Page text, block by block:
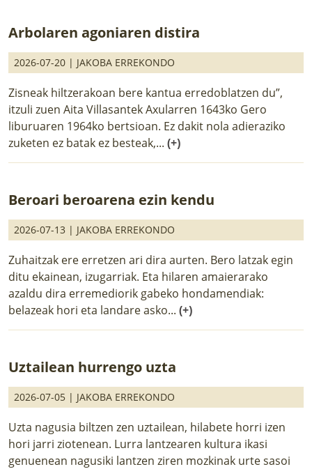
Arbolaren agoniaren distira
2026-07-20 | JAKOBA ERREKONDO
Zisneak hiltzerakoan bere kantua erredoblatzen du”,
itzuli zuen Aita Villasantek Axularren 1643ko Gero
liburuaren 1964ko bertsioan. Ez dakit nola adieraziko
zuketen ez batak ez besteak,... (+)
Beroari beroarena ezin kendu
2026-07-13 | JAKOBA ERREKONDO
Zuhaitzak ere erretzen ari dira aurten. Bero latzak egin
ditu ekainean, izugarriak. Eta hilaren amaierarako
azaldu dira erremediorik gabeko hondamendiak:
belazeak hori eta landare asko... (+)
Uztailean hurrengo uzta
2026-07-05 | JAKOBA ERREKONDO
Uzta nagusia biltzen zen uztailean, hilabete horri izen
hori jarri ziotenean. Lurra lantzearen kultura ikasi
genuenean nagusiki lantzen ziren mozkinak urte sasoi